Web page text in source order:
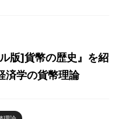
版]貨幣の歴史』を紹
済学の貨幣理論